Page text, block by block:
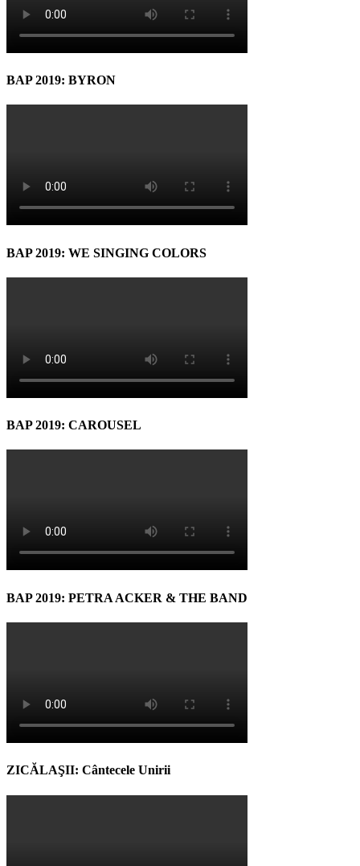
BAP 2019: BYRON
BAP 2019: WE SINGING COLORS
BAP 2019: CAROUSEL
BAP 2019: PETRA ACKER & THE BAND
ZICĂLAŞII: Cântecele Unirii